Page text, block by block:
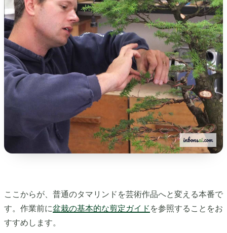
ここからが、普通のタマリンドを芸術作品へと変える本番で
す。作業前に盆栽の基本的な剪定ガイド を参照することをお
すすめします。